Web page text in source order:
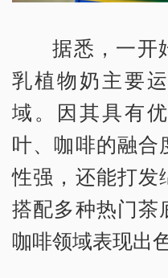
据悉，一开
乳植物奶主要
域。因其具有
叶、咖啡的融合
性强，还能打发
搭配多种热门茶
咖啡领域表现出色